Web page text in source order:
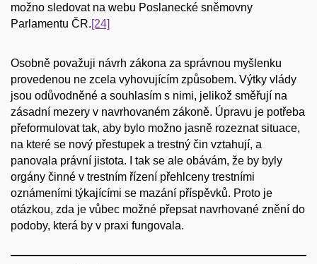
možno sledovat na webu Poslanecké sněmovny
Parlamentu ČR.[24]
Osobně považuji návrh zákona za správnou myšlenku
provedenou ne zcela vyhovujícím způsobem. Výtky vlády
jsou odůvodněné a souhlasím s nimi, jelikož směřují na
zásadní mezery v navrhovaném zákoně. Úpravu je potřeba
přeformulovat tak, aby bylo možno jasně rozeznat situace,
na které se nový přestupek a trestný čin vztahují, a
panovala právní jistota. I tak se ale obávám, že by byly
orgány činné v trestním řízení přehlceny trestními
oznámeními týkajícími se mazání příspěvků. Proto je
otázkou, zda je vůbec možné přepsat navrhované znění do
podoby, která by v praxi fungovala.